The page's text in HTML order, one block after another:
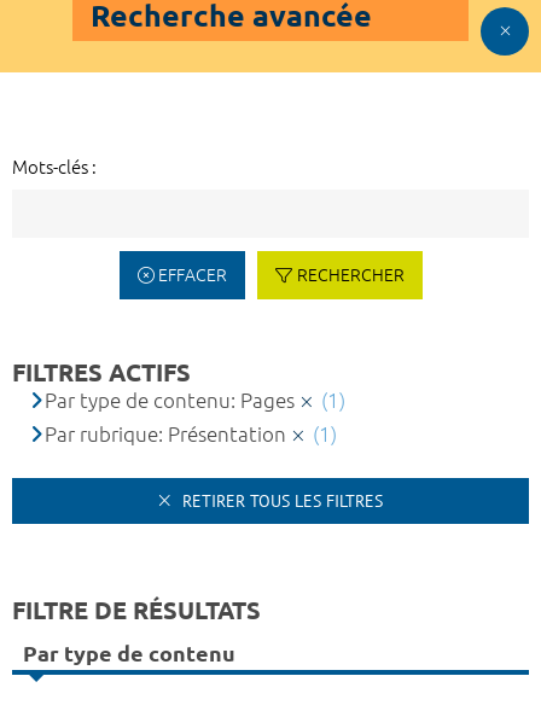
Recherche avancée
Mots-clés :
EFFACER RECHERCHER
FILTRES ACTIFS
Par type de contenu: Pages
(1)
Par rubrique: Présentation
(1)
RETIRER TOUS LES FILTRES
FILTRE DE RÉSULTATS
Par type de contenu